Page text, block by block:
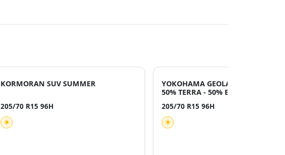
KORMORAN SUV SUMMER
205/70 R15 96H
YOKOHAMA GEOLANDAR A/T G015
50% TERRA - 50% ESTRADA
205/70 R15 96H